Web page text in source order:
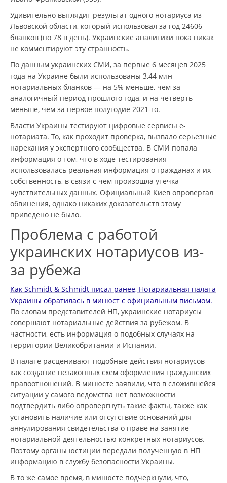
Удивительно выглядит результат одного нотариуса из
Львовской области, который использовал за год 24606
бланков (по 78 в день). Украинские аналитики пока никак
не комментируют эту странность.
По данным украинских СМИ, за первые 6 месяцев 2025
года на Украине были использованы 3,44 млн
нотариальных бланков — на 5% меньше, чем за
аналогичный период прошлого года, и на четверть
меньше, чем за первое полугодие 2021-го.
Власти Украины тестируют цифровые сервисы е-
нотариата. То, как проходит проверка, вызвало серьезные
нарекания у экспертного сообщества. В СМИ попала
информация о том, что в ходе тестирования
использовалась реальная информация о гражданах и их
собственность, в связи с чем произошла утечка
чувствительных данных. Официальный Киев опровергал
обвинения, однако никаких доказательств этому
приведено не было.
Проблема с работой
украинских нотариусов из-
за рубежа
Как Schmidt & Schmidt писал ранее, Нотариальная палата
Украины обратилась в минюст с официальным письмом.
По словам представителей НП, украинские нотариусы
совершают нотариальные действия за рубежом. В
частности, есть информация о подобных случаях на
территории Великобритании и Испании.
В палате расценивают подобные действия нотариусов
как создание незаконных схем оформления гражданских
правоотношений. В минюсте заявили, что в сложившейся
ситуации у самого ведомства нет возможности
подтвердить либо опровергнуть такие факты, также как
установить наличие или отсутствие оснований для
аннулирования свидетельства о праве на занятие
нотариальной деятельностью конкретных нотариусов.
Поэтому органы юстиции передали полученную в НП
информацию в службу безопасности Украины.
В то же самое время, в минюсте подчеркнули, что,